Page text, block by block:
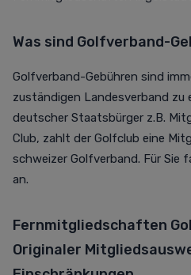
Was sind Golfverband-
Golfverband-Gebühren sind
zuständigen Landesverband zu
deutscher Staatsbürger z.B.
Club, zahlt der Golfclub eine
schweizer Golfverband. Für Sie
an.
Fernmitgliedschaften
Originaler